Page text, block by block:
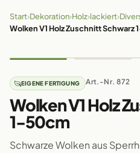
Start›Dekoration›Holz›lackiert›
Wolken V1 Holz Zuschnitt Schwarz
EIGENE FERTIGUNG Art.-Nr. 872
Wolken V1 Holz
1-50cm
Schwarze Wolken aus